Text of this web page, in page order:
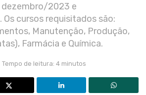
2023 e
cursos requisitados são:
Manutenção, Produção,
Farmácia e Química.
Tempo de leitura: 4 minutos